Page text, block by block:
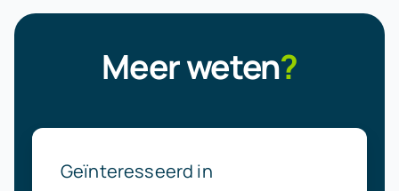
Meer weten?
Geïnteresseerd in